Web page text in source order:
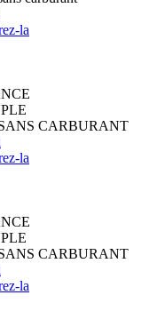
la
CARBURANT
la
CARBURANT
la